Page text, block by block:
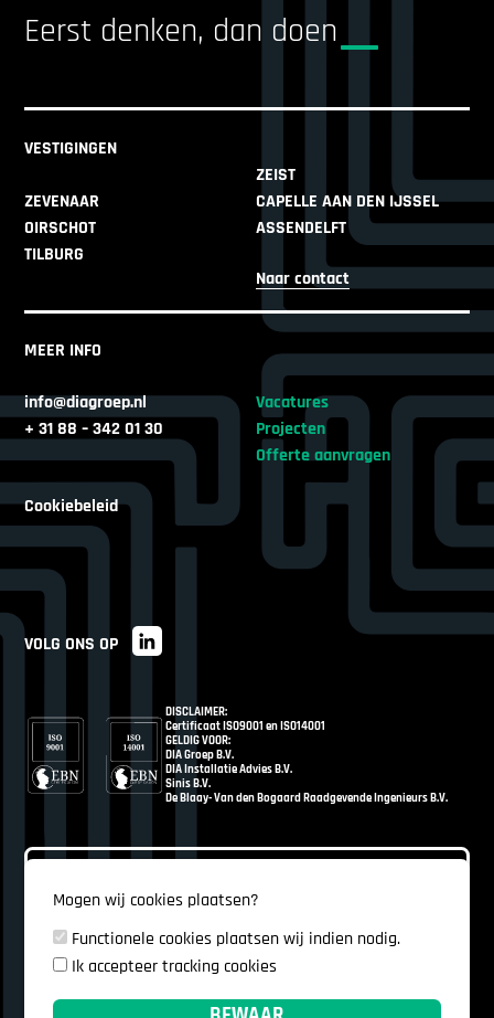
Eerst denken, dan doen
VESTIGINGEN
ZEIST
ZEVENAAR
CAPELLE AAN DEN IJSSEL
OIRSCHOT
ASSENDELFT
TILBURG
Naar contact
MEER INFO
info@diagroep.nl
+ 31 88 – 342 01 30
Vacatures
Projecten
Offerte aanvragen
Cookiebeleid
VOLG ONS OP
DISCLAIMER:
Certificaat ISO9001 en ISO14001
GELDIG VOOR:
DIA Groep B.V.
DIA Installatie Advies B.V.
Sinis B.V.
De Blaay- Van den Bogaard Raadgevende Ingenieurs B.V.
Mogen wij cookies plaatsen?
Functionele cookies plaatsen wij indien nodig.
Ik accepteer tracking cookies